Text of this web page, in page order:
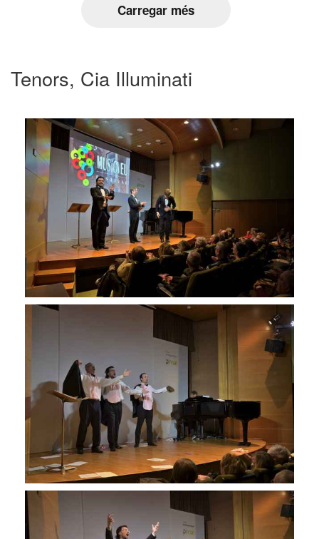
Carregar més
Tenors, Cia Illuminati